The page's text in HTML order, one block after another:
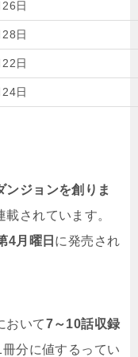
日
日
日
日
ンジョンを創りま
載されています。
4月曜日 に発売され
おいて7～10話収録
分に値するってい